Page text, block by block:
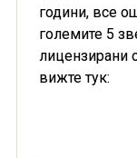
години, все
големите 5
лицензирани
вижте тук: